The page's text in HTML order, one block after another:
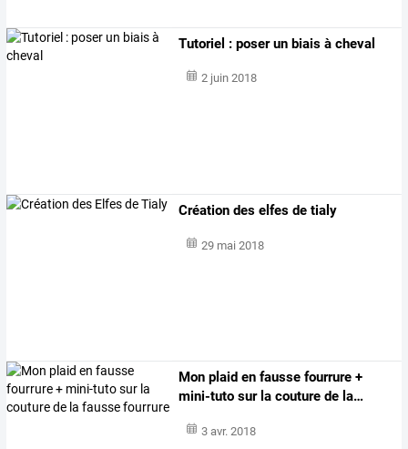
Tutoriel : poser un biais à cheval
2 juin 2018
Création des elfes de tialy
29 mai 2018
Mon plaid en fausse fourrure +
mini-tuto surla couture de la…
3 avr. 2018